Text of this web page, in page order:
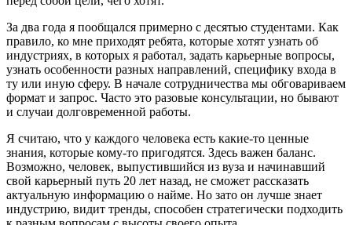
За два года я пообщался примерно с десятью студентами. Как
правило, ко мне приходят ребята, которые хотят узнать об
индустриях, в которых я работал, задать карьерные вопросы,
узнать особенности разных направлений, специфику входа в
ту или иную сферу. В начале сотрудничества мы обговариваем
формат и запрос. Часто это разовые консультации, но бывают
и случаи долговременной работы.
Я считаю, что у каждого человека есть какие-то ценные
знания, которые кому-то пригодятся. Здесь важен баланс.
Возможно, человек, выпустившийся из вуза и начинавший
свой карьерный путь 20 лет назад, не сможет рассказать
актуальную информацию о найме. Но зато он лучше знает
индустрию, видит тренды, способен стратегически подходить